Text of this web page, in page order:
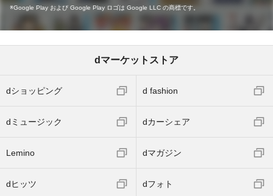
Google Play および Google Play ロゴは Google LLC の商標です。
dマーケットストア
dショッピング d fashion
dミュージック dカーシェア
Lemino dマガジン
dヒッツ dフォト